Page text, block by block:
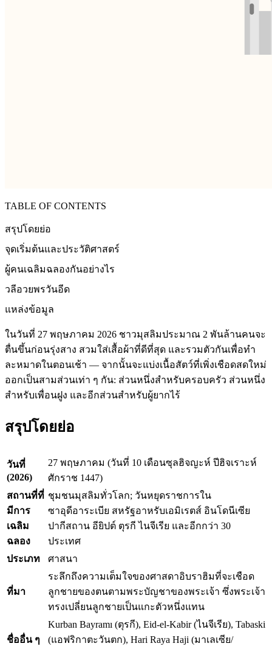
TABLE OF CONTENTS
สรุปโดยย่อ
จุดเริ่มต้นและประวัติศาสตร์
ผู้คนเฉลิมฉลองกันอย่างไร
วลีอวยพรวันอีด
แหล่งข้อมูล
ในวันที่ 27 พฤษภาคม 2026 ชาวมุสลิมประมาณ 2 พันล้านคนจะ
ตื่นขึ้นก่อนรุ่งสาง สวมใส่เสื้อผ้าที่ดีที่สุด และรวมตัวกันเพื่อทำ
ละหมาดในตอนเช้า — จากนั้นจะแบ่งเนื้อสัตว์ที่เพิ่งเชือดสดใหม่
ออกเป็นสามส่วนเท่า ๆ กัน: ส่วนหนึ่งสำหรับครอบครัว ส่วนหนึ่ง
สำหรับเพื่อนฝูง และอีกส่วนสำหรับผู้ยากไร้
สรุปโดยย่อ
วันที่
(2026)
27 พฤษภาคม (วันที่ 10 เดือนซุลฮิจญะห์ ปีฮิจเราะห์
ศักราช 1447)
สถานที่ที่
มีการ
เฉลิม
ฉลอง
ชุมชนมุสลิมทั่วโลก; วันหยุดราชการใน
ซาอุดีอาระเบีย สหรัฐอาหรับเอมิเรตส์ อินโดนีเซีย
ปากีสถาน อียิปต์ ตุรกี ไนจีเรีย และอีกกว่า 30
ประเทศ
ประเภท
ศาสนา
ที่มา
ระลึกถึงความเต็มใจของศาสดาอิบราฮิมที่จะเชือด
ลูกชายของตนตามพระบัญชาของพระเจ้า ซึ่งพระเจ้า
ทรงเปลี่ยนลูกชายเป็นแกะตัวหนึ่งแทน
ชื่ออื่น ๆ
Kurban Bayramı (ตุรกี), Eid-el-Kabir (ไนจีเรีย), Tabaski
(แอฟริกาตะวันตก), Hari Raya Haji (มาเลเซีย/